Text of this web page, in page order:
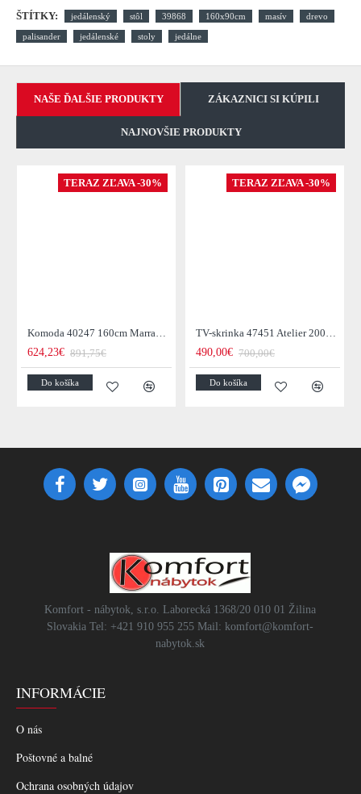
ŠTÍTKY: jedálenský stôl 39868 160x90cm masív drevo
palisander jedálenské stoly jedálne
NAŠE ĎALŠIE PRODUKTY ZÁKAZNICI SI KÚPILI
NAJNOVŠIE PRODUKTY
TERAZ ZĽAVA -30%
Komoda 40247 160cm Marrakesch Drevo Mango - Skladom u nás v Žiline - 1Ks
624,23€ 891,75€
Do košíka
TERAZ ZĽAVA -30%
TV-skrinka 47451 Atelier 200cm Natural Dub Dyha
490,00€ 700,00€
Do košíka
Komfort - nábytok, s.r.o. Laborecká 1368/20 010 01 Žilina
Slovakia Tel: +421 910 955 255 Mail: komfort@komfort-
nabytok.sk
INFORMÁCIE
O nás
Poštovné a balné
Ochrana osobných údajov